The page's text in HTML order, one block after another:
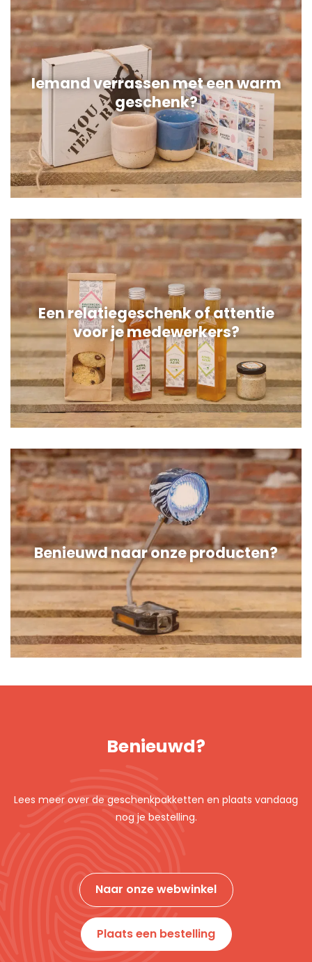
Iemand verrassen met een warm
geschenk?
Een relatiegeschenk of attentie
voor je medewerkers?
Benieuwd naar onze producten?
Benieuwd?
Lees meer over de geschenkpakketten en plaats vandaag
nog je bestelling.
Naar onze webwinkel
Plaats een bestelling